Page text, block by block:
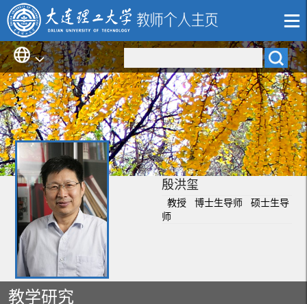
殷洪玺
教授 博士生导师 硕士生导
师
教学研究